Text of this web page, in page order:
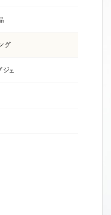
グ
ェ